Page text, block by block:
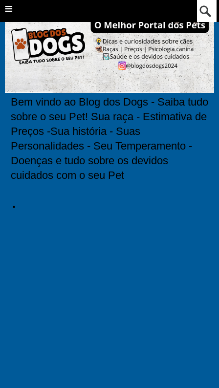
≡
Bem vindo ao Blog dos Dogs - Saiba tudo
sobre o seu Pet! Sua raça - Estimativa de
Preços -Sua história - Suas
Personalidades - Seu Temperamento -
Doenças e tudo sobre os devidos
cuidados com o seu Pet
.